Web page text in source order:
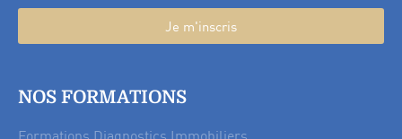
Je m'inscris
NOS FORMATIONS